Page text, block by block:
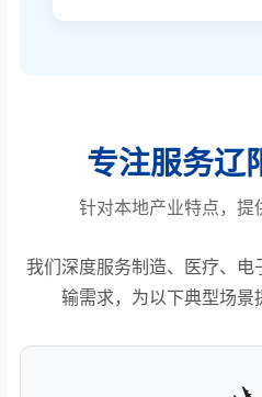
专注服务辽
针对本地产业特点，提
我们深度服务制造、医疗、
输需求，为以下典型场景